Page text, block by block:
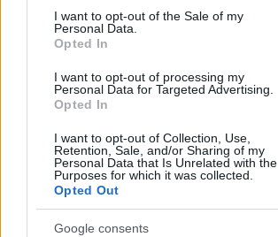
consent section.
I want to opt-out of the Sale of my
Personal Data.
Opted In
I want to opt-out of processing my
Personal Data for Targeted Advertising.
Opted In
I want to opt-out of Collection, Use,
Retention, Sale, and/or Sharing of my
Personal Data that Is Unrelated with the
Purposes for which it was collected.
Opted Out
Google consents